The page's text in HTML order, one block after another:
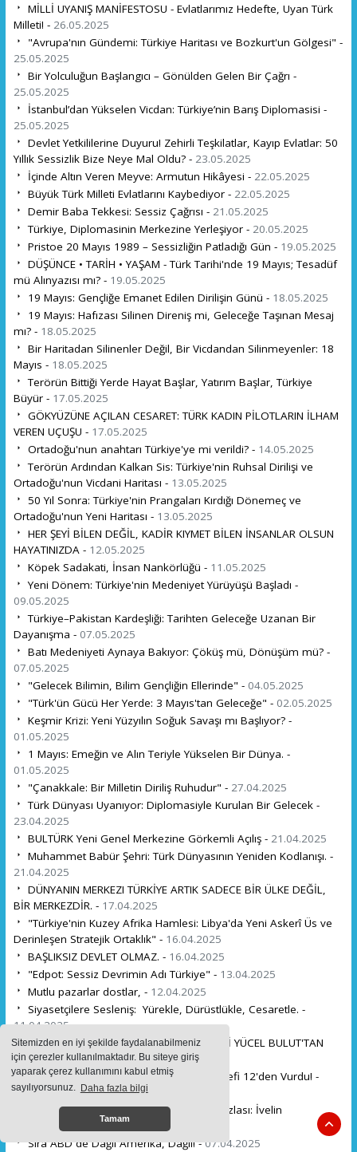
Sitemizden en iyi şekilde faydalanabilmeniz
için çerezler kullanılmaktadır. Bu siteye giriş
yaparak çerez kullanımını kabul etmiş
sayılıyorsunuz. Daha fazla bilgi
Tamam
MİLLİ UYANIŞ MANİFESTOSU - Evlatlarımız Hedefte, Uyan Türk
Milleti! - 26.05.2025
"Avrupa'nın Gündemi: Türkiye Haritası ve Bozkurt'un Gölgesi" -
25.05.2025
Bir Yolculuğun Başlangıcı – Gönülden Gelen Bir Çağrı -
25.05.2025
İstanbul’dan Yükselen Vicdan: Türkiye’nin Barış Diplomasisi -
25.05.2025
Devlet Yetkililerine Duyuru! Zehirli Teşkilatlar, Kayıp Evlatlar: 50
Yıllık Sessizlik Bize Neye Mal Oldu? - 23.05.2025
İçinde Altın Veren Meyve: Armutun Hikâyesi - 22.05.2025
Büyük Türk Milleti Evlatlarını Kaybediyor - 22.05.2025
Demir Baba Tekkesi: Sessiz Çağrısı - 21.05.2025
Türkiye, Diplomasinin Merkezine Yerleşiyor - 20.05.2025
Pristoe 20 Mayıs 1989 – Sessizliğin Patladığı Gün - 19.05.2025
DÜŞÜNCE • TARİH • YAŞAM - Türk Tarihi'nde 19 Mayıs; Tesadüf
mü Alınyazısı mı? - 19.05.2025
19 Mayıs: Gençliğe Emanet Edilen Dirilişin Günü - 18.05.2025
19 Mayıs: Hafızası Silinen Direniş mi, Geleceğe Taşınan Mesaj
mı? - 18.05.2025
Bir Haritadan Silinenler Değil, Bir Vicdandan Silinmeyenler: 18
Mayıs - 18.05.2025
Terörün Bittiği Yerde Hayat Başlar, Yatırım Başlar, Türkiye
Büyür - 17.05.2025
GÖKYÜZÜNE AÇILAN CESARET: TÜRK KADIN PİLOTLARIN İLHAM
VEREN UÇUŞU - 17.05.2025
Ortadoğu'nun anahtarı Türkiye'ye mi verildi? - 14.05.2025
Terörün Ardından Kalkan Sis: Türkiye'nin Ruhsal Dirilişi ve
Ortadoğu'nun Vicdani Haritası - 13.05.2025
50 Yıl Sonra: Türkiye'nin Prangaları Kırdığı Dönemeç ve
Ortadoğu'nun Yeni Haritası - 13.05.2025
HER ŞEYİ BİLEN DEĞİL, KADİR KIYMET BİLEN İNSANLAR OLSUN
HAYATINIZDA - 12.05.2025
Köpek Sadakati, İnsan Nankörlüğü - 11.05.2025
Yeni Dönem: Türkiye'nin Medeniyet Yürüyüşü Başladı -
09.05.2025
Türkiye–Pakistan Kardeşliği: Tarihten Geleceğe Uzanan Bir
Dayanışma - 07.05.2025
Batı Medeniyeti Aynaya Bakıyor: Çöküş mü, Dönüşüm mü? -
07.05.2025
"Gelecek Bilimin, Bilim Gençliğin Ellerinde" - 04.05.2025
"Türk'ün Gücü Her Yerde: 3 Mayıs'tan Geleceğe" - 02.05.2025
Keşmir Krizi: Yeni Yüzyılın Soğuk Savaşı mı Başlıyor? -
01.05.2025
1 Mayıs: Emeğin ve Alın Teriyle Yükselen Bir Dünya. -
01.05.2025
"Çanakkale: Bir Milletin Diriliş Ruhudur" - 27.04.2025
Türk Dünyası Uyanıyor: Diplomasiyle Kurulan Bir Gelecek -
23.04.2025
BULTÜRK Yeni Genel Merkezine Görkemli Açılış - 21.04.2025
Muhammet Babür Şehri: Türk Dünyasının Yeniden Kodlanışı. -
21.04.2025
DÜNYANIN MERKEZI TÜRKİYE ARTIK SADECE BİR ÜLKE DEĞİL,
BİR MERKEZDİR. - 17.04.2025
"Türkiye'nin Kuzey Afrika Hamlesi: Libya'da Yeni Askerî Üs ve
Derinleşen Stratejik Ortaklık" - 16.04.2025
BAŞLIKSIZ DEVLET OLMAZ. - 16.04.2025
"Edpot: Sessiz Devrimin Adı Türkiye" - 13.04.2025
Mutlu pazarlar dostlar, - 12.04.2025
Siyasetçilere Sesleniş: Yürekle, Dürüstlükle, Cesaretle. -
11.04.2025
KADİR MISIROĞLU'NU, MHP MİLLETVEKİLİ YÜCEL BULUT'TAN
DİNLEYELİM! -10.04.2025
Göklerde Bir Devrim: Süper Şimşek Hedefi 12'den Vurdu! -
09.04.2025
Bulgaristan da bir Devlet Adamından Fazlası: İvelin
Mihaylov'un Sessiz Devrimi -
08.04.2025
Sıra ABD de Dağıl Amerika, Dağıl! -07.04.2025